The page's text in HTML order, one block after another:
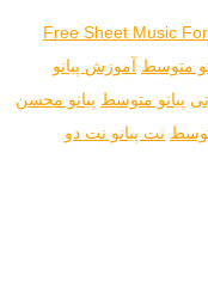
Free Sheet Music
متوسط آموزش پیانو
پیانو متوسط پیانو محسن
نت پیانو نت دو